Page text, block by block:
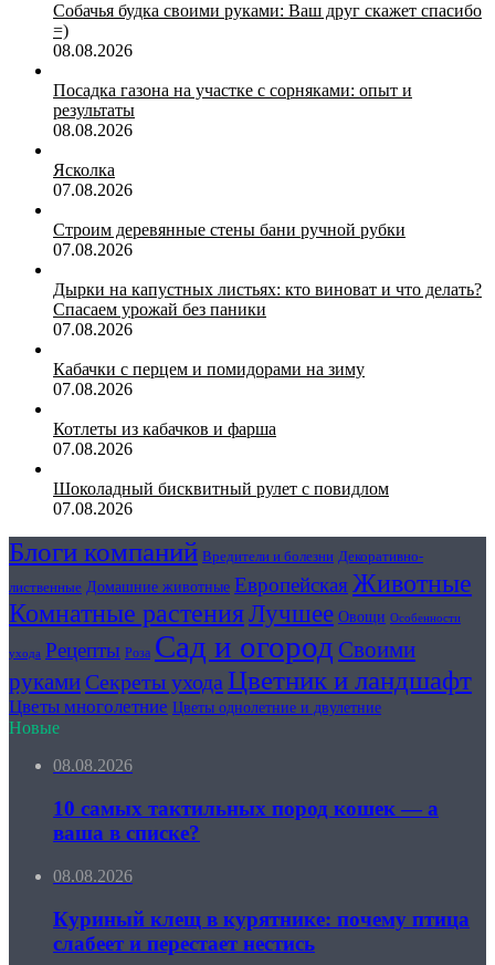
Собачья будка своими руками: Ваш друг скажет спасибо
=)
08.08.2026
Посадка газона на участке с сорняками: опыт и
результаты
08.08.2026
Ясколка
07.08.2026
Строим деревянные стены бани ручной рубки
07.08.2026
Дырки на капустных листьях: кто виноват и что делать?
Спасаем урожай без паники
07.08.2026
Кабачки с перцем и помидорами на зиму
07.08.2026
Котлеты из кабачков и фарша
07.08.2026
Шоколадный бисквитный рулет с повидлом
07.08.2026
Блоги компаний Вредители и болезни Декоративно-
лиственные Домашние животные ЕвропейскаяЖивотные
Комнатные растенияЛучшее Овощи Особенности
ухода Рецепты Роза Сад и огород Своими
рукамиСекреты уходаЦветник и ландшафт
Цветы многолетние Цветы однолетние и двулетние
Новые
08.08.2026
10 самых тактильных пород кошек — а
ваша в списке?
08.08.2026
Куриный клещ в курятнике: почему птица
слабеет и перестает нестись